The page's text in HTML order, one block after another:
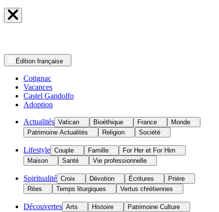
Édition française
Cotignac
Vacances
Castel Gandolfo
Adoption
Actualités Vatican Bioéthique France
Monde
Patrimoine Actualités
Religion Société
Lifestyle Couple Famille
For Her et For Him
Maison
Santé Vie professionnelle
Spiritualité Croix Dévotion Écritures
Prière
Rites
Temps liturgiques Vertus chrétiennes
Découvertes Arts Histoire
Patrimoine Culture